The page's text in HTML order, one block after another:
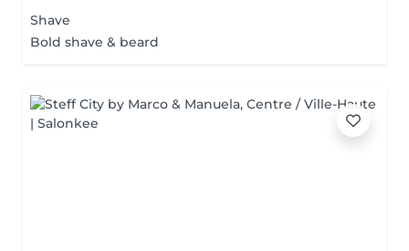
Shave
Bold shave & beard